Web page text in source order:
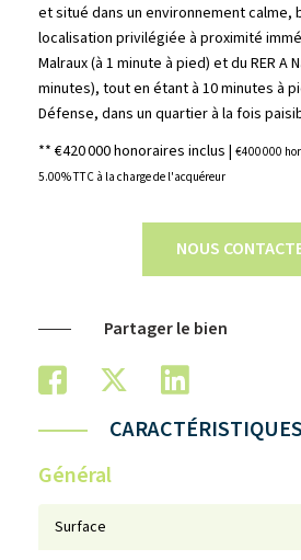
et situé dans un environnement calme,
localisation privilégiée à proximité
Malraux (à 1 minute à pied) et du RER
minutes), tout en étant à 10 minutes à
Défense, dans un quartier à la fois
** €420 000honoraires inclus | €400 000
5.00% TTC à la charge de l'acquéreur
NOUS
Partager le bien
Général
Surface